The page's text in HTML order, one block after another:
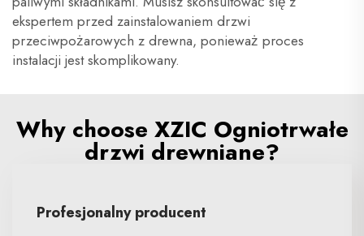
ekspertem przed zainstalowaniem drzwi
przeciwpożarowych z drewna, ponieważ proces
instalacji jest skomplikowany.
Why choose XZIC Ogniotrwałe
drzwi drewniane?
Profesjonalny producent